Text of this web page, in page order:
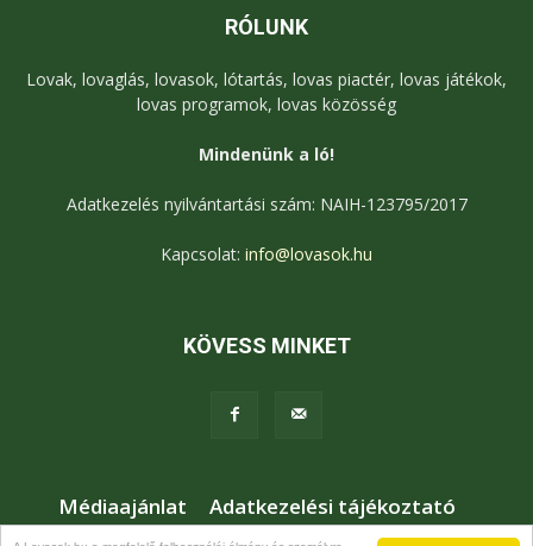
RÓLUNK
Lovak, lovaglás, lovasok, lótartás, lovas piactér, lovas játékok,
lovas programok, lovas közösség
Mindenünk a ló!
Adatkezelés nyilvántartási szám: NAIH-123795/2017
Kapcsolat: info@lovasok.hu
KÖVESS MINKET
Médiaajánlat
Adatkezelési tájékoztató
Jogi nyilatkozat
Karrier Kapcsolat